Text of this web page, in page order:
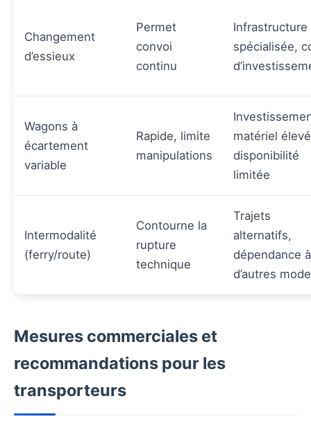
Changement
d’essieux
Permet
convoi
continu
Infrastructure
spécialisée,
Wagons à
écartement
variable
Rapide, limite
manipulations
matériel
disponibilité
limitée
Intermodalité
(ferry/route)
Contourne la
rupture
technique
Trajets
alternatifs,
dépendance à
d’autres
Mesures commerciales et
recommandations pour les
transporteurs